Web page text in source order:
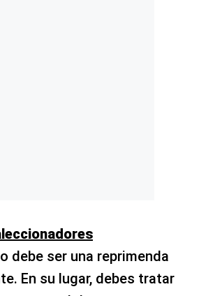
debe ser una reprimenda
En su lugar, debes tratar